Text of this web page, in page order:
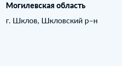
Могилевская область
г. Шклов, Шкловский р–н